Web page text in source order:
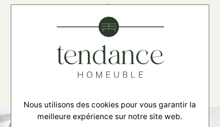
☰
Nous utilisons des cookies pour vous garantir la
meilleure expérience sur notre site web.